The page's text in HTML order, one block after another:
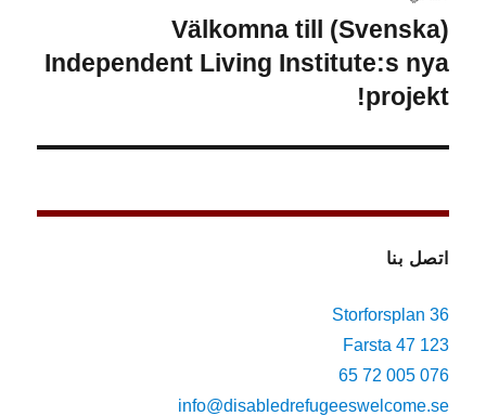
المقالة
التالية:
(Svenska) Välkomna till
Independent Living Institute:s nya
projekt!
اتصل بنا
Storforsplan 36
123 47 Farsta
076 005 72 65
info@disabledrefugeeswelcome.se